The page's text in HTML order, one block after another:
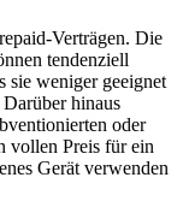
Verträgen. Die
tendenziell
sie weniger geeignet
hinaus
oder
vollen Preis für ein
Gerät verwenden